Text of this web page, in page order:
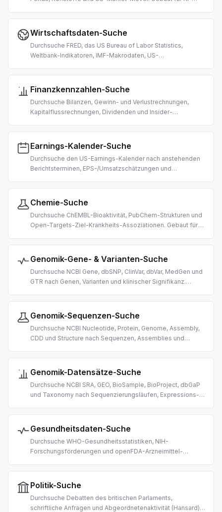
Recherche.
Wirtschaftsdaten-Suche
Durchsuche FRED, das US Bureau of Labor Statistics,
Weltbank-Indikatoren, IMF-Makrodaten, US-
Gebaut für KI-gestützte makroökonomische Recherche und
Analyse.
Finanzkennzahlen-Suche
Durchsuche Bilanzen, Gewinn- und Verlustrechnungen,
Kapitalflussrechnungen, Dividenden und Insider-
KI-gestützte Fundamentalanalyse und Due Diligence.
Earnings-Kalender-Suche
Durchsuche den US-Earnings-Kalender nach anstehenden
Berichtsterminen, EPS-/Umsatzschätzungen und
ereignisgesteuertes Trading und Recherche.
Chemie-Suche
Durchsuche ChEMBL-Bioaktivität, PubChem-Strukturen und
Open-Targets-Ziel-Krankheits-Assoziationen. Gebaut für
biomedizinische Recherche.
Genomik-Gene- & Varianten-Suche
Durchsuche NCBI Gene, dbSNP, ClinVar, dbVar, MedGen und
GTR nach Genen, Varianten und klinischer Signifikanz.
Varianteninterpretations-Recherche.
Genomik-Sequenzen-Suche
Durchsuche NCBI Nucleotide, Protein, Genome, Assembly,
CDD und Structure nach Sequenzen, Assemblies und
Genomik-Datensätze-Suche
Durchsuche NCBI SRA, GEO, BioSample, BioProject, dbGaP
und Taxonomy nach Sequenzierungsläufen, Expressions-
gestützte Entdeckung von Omics-Daten.
Gesundheitsdaten-Suche
Durchsuche WHO-Gesundheitsstatistiken, NIH-
Forschungsförderungen und openFDA-Arzneimittel-
Health-Recherche, Förderrecherche und Pharmakovigilanz.
Politik-Suche
Durchsuche Debatten des britischen Parlaments,
schriftliche Anfragen und Abgeordnetenaktivität (Hansard).